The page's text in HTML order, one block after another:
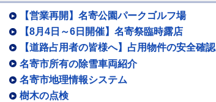
【営業再開】名寄公園パークゴルフ場
【8月4日～6日開催】名寄祭臨時露店
【道路占用者の皆様へ】占用物件の安全確認
名寄市所有の除雪車両紹介
名寄市地理情報システム
樹木の点検